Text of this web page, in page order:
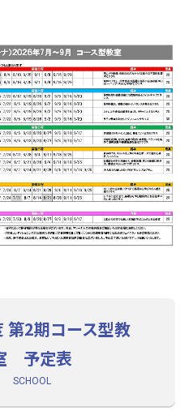
第2期コース型教
予定表
SCHOOL